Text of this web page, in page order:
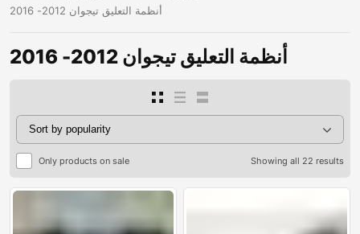
أنظمة التعليق تيجوان 2012- 2016
أنظمة التعليق تيجوان 2012- 2016
Only products on sale Showing all 22 results